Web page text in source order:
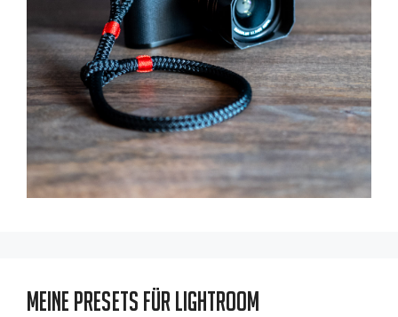
Meine Presets für Lightroom